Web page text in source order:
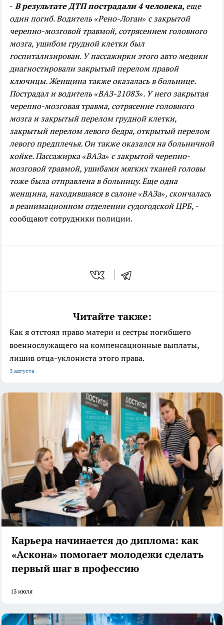
- В результате ДТП пострадали 4 человека, еще
один погиб. Водитель «Рено-Логан» с закрытой
черепно-мозговой травмой, сотрясением головного
мозга, ушибом грудной клетки был
госпитализирован. У пассажирки этого авто медики
диагностировали закрытый перелом правой
ключицы. Женщина также оказалась в больнице.
Пострадал и водитель «ВАЗ-21083». У него закрытая
черепно-мозговая травма, сотрясение головного
мозга и закрытый перелом грудной клетки,
закрытый перелом левого бедра, открытый перелом
левого предплечья. Он также оказался на больничной
койке. Пассажирка «ВАЗа» с закрытой черепно-
мозговой травмой, ушибами мягких тканей головы
тоже была отправлена в больницу. Еще одна
женщина, находившаяся в салоне «ВАЗа», скончалась
в реанимационном отделении судогодской ЦРБ, -
сообщают сотрудники полиции.
Читайте также:
Как я отстоял право матери и сестры погибшего
военнослужащего на компенсационные выплаты,
лишив отца-уклониста этого права.
3 августа
Карьера начинается до диплома: как
«Аскона» помогает молодежи сделать
первый шаг в профессию
13 июля